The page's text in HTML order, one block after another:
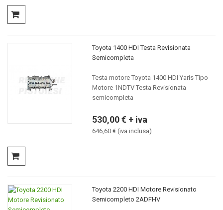
Toyota 1400 HDI Testa Revisionata
Semicompleta
Testa motore Toyota 1400 HDI Yaris Tipo
Motore 1NDTV Testa Revisionata
semicompleta
530,00 € + iva
646,60 € (iva inclusa)
Toyota 2200 HDI Motore Revisionato
Semicompleto 2ADFHV